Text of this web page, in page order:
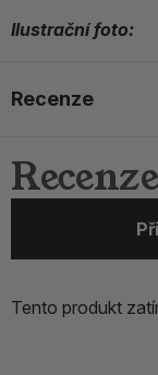
Ilustrační foto:
Recenze
Recenze
Tento produkt